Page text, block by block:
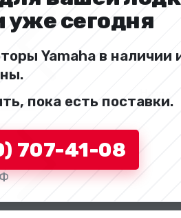
уже сегодня
Yamaha в наличии
пока есть поставки.
707-41-08